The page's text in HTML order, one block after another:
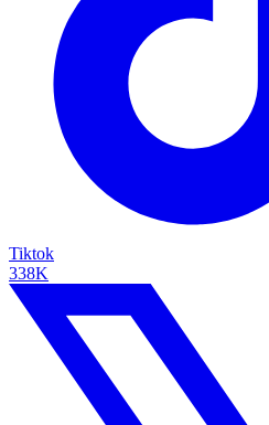
Tiktok
338K